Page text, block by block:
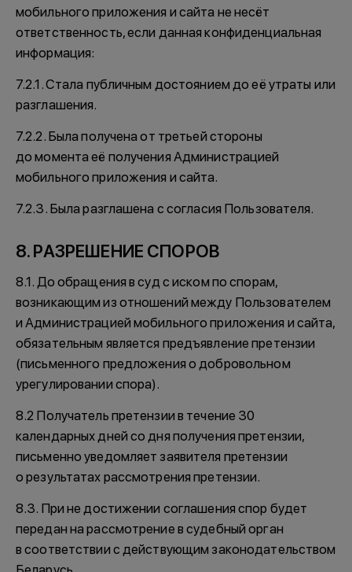
мобильного приложения и сайта не несёт
ответственность, если данная конфиденциальная
информация:
7.2.1. Стала публичным достоянием до её утраты или
разглашения.
7.2.2. Была получена от третьей стороны
до момента её получения Администрацией
мобильного приложения и сайта.
7.2.3. Была разглашена с согласия Пользователя.
8. РАЗРЕШЕНИЕ СПОРОВ
8.1. До обращения в суд с иском по спорам,
возникающим из отношений между Пользователем
и Администрацией мобильного приложения и сайта,
обязательным является предъявление претензии
(письменного предложения о добровольном
урегулировании спора).
8.2 Получатель претензии в течение 30
календарных дней со дня получения претензии,
письменно уведомляет заявителя претензии
о результатах рассмотрения претензии.
8.3. При не достижении соглашения спор будет
передан на рассмотрение в судебный орган
в соответствии с действующим законодательством